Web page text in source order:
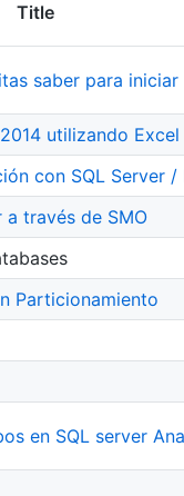
Title
saber para
utilizando
con SQL Server /
a través de SMO
Particionamiento
en SQL server